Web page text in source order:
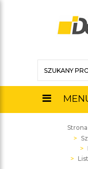
Strona